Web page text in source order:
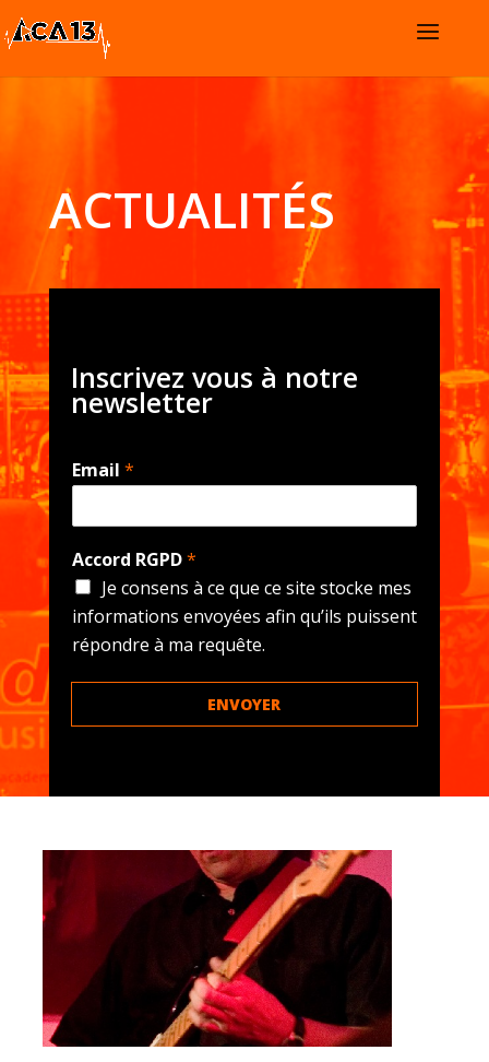
ACTUALITÉS
Inscrivez vous à notre
newsletter
Email *
Accord RGPD*
Je consens à ce que ce site stocke mes
informations envoyées afin qu’ils puissent
répondre à ma requête.
ENVOYER